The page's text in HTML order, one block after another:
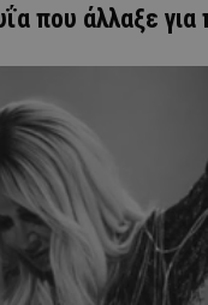
που άλλαξε